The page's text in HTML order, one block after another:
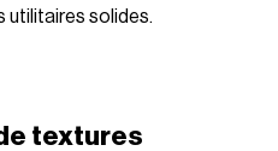
utilitaires solides.
textures